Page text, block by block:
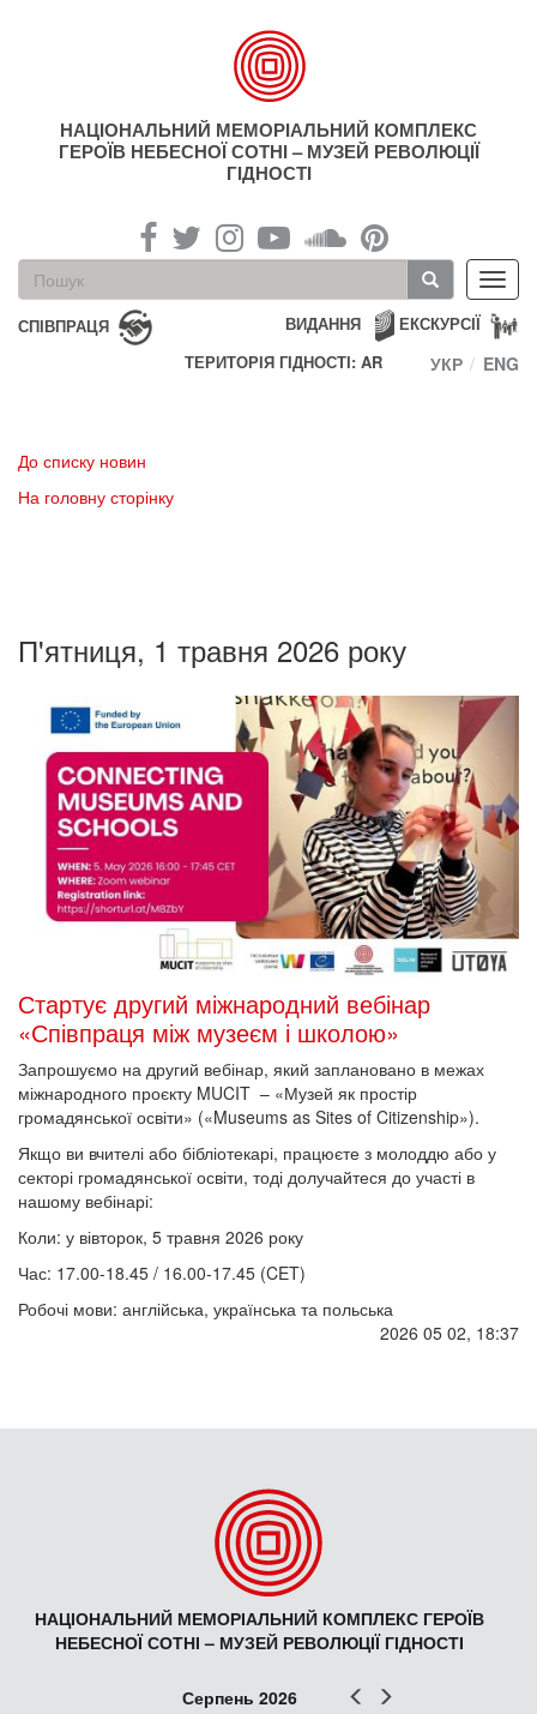
НАЦІОНАЛЬНИЙ МЕМОРІАЛЬНИЙ КОМПЛЕКС
ГЕРОЇВ НЕБЕСНОЇ СОТНІ – МУЗЕЙ РЕВОЛЮЦІЇ
ГІДНОСТІ
Пошукова
форма
Пошук
СПІВПРАЦЯ ЕКСКУРСІЇ
ВИДАННЯ
ТЕРИТОРІЯ ГІДНОСТІ: AR
УКР ENG
До списку новин
На головну сторінку
П'ятниця, 1 травня 2026 року
Стартує другий міжнародний вебінар
«Співпраця між музеєм і школою»
Запрошуємо на другий вебінар, який заплановано в межах
міжнародного проєкту MUCIT – «Музей як простір
громадянської освіти» («Museums as Sites of Citizenship»).
Якщо ви вчителі або бібліотекарі, працюєте з молоддю або у
секторі громадянської освіти, тоді долучайтеся до участі в
нашому вебінарі:
Коли: у вівторок, 5 травня 2026 року
Час: 17.00-18.45 / 16.00-17.45 (CET)
Робочі мови: англійська, українська та польська
2026 05 02, 18:37
НАЦІОНАЛЬНИЙ МЕМОРІАЛЬНИЙ КОМПЛЕКС ГЕРОЇВ
НЕБЕСНОЇ СОТНІ – МУЗЕЙ РЕВОЛЮЦІЇ ГІДНОСТІ
Попер
Серпень 2026